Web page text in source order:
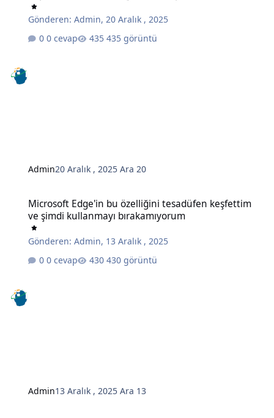
Gönderen:Admin,20 Aralık , 2025
0 cevap
435 görüntü
Admin20 Aralık , 2025Ara 20
Microsoft Edge'in bu özelliğini tesadüfen keşfettim
ve şimdi kullanmayı bırakamıyorum
Gönderen:Admin, 13 Aralık , 2025
0 cevap
430 görüntü
Admin13 Aralık , 2025Ara 13